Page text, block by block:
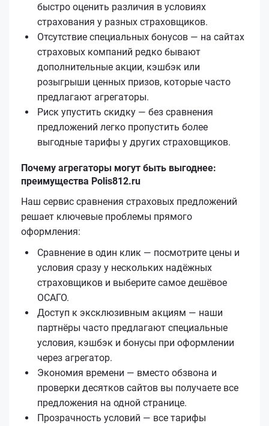
быстро оценить различия в условиях
страхования у разных страховщиков.
Отсутствие специальных бонусов — на сайтах
страховых компаний редко бывают
дополнительные акции, кэшбэк или
розыгрыши ценных призов, которые часто
предлагают агрегаторы.
Риск упустить скидку — без сравнения
предложений легко пропустить более
выгодные тарифы у других страховщиков.
Почему агрегаторы могут быть выгоднее:
преимущества Polis812.ru
Наш сервис сравнения страховых предложений
решает ключевые проблемы прямого
оформления:
Сравнение в один клик — посмотрите цены и
условия сразу у нескольких надёжных
страховщиков и выберите самое дешёвое
ОСАГО.
Доступ к эксклюзивным акциям — наши
партнёры часто предлагают специальные
условия, кэшбэк и бонусы при оформлении
через агрегатор.
Экономия времени — вместо обзвона и
проверки десятков сайтов вы получаете все
предложения на одной странице.
Прозрачность условий — все тарифы